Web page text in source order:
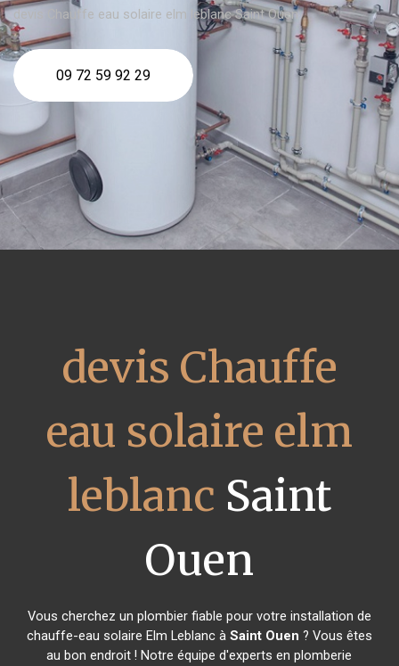
devis Chauffe eau solaire elm leblanc Saint Ouen
09 72 59 92 29
devis Chauffe
eau solaire elm
leblanc Saint
Ouen
Vous cherchez un plombier fiable pour votre installation de
chauffe-eau solaire Elm Leblanc à Saint Ouen ? Vous êtes
au bon endroit ! Notre équipe d'experts en plomberie